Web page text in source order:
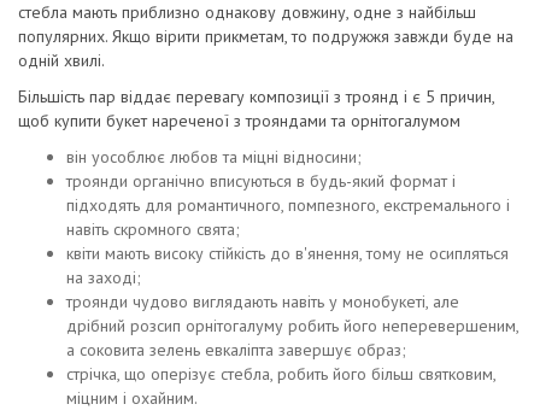
стебла мають приблизно однакову довжину, одне з найбільш
популярних. Якщо вірити прикметам, то подружжя завжди буде на
одній хвилі.
Більшість пар віддає перевагу композиції з троянд і є 5 причин,
щоб купити букет нареченої з трояндами та орнітогалумом
він уособлює любов та міцні відносини;
троянди органічно вписуються в будь-який формат і
підходять для романтичного, помпезного, екстремального і
навіть скромного свята;
квіти мають високу стійкість до в'янення, тому не осипляться
на заході;
троянди чудово виглядають навіть у монобукеті, але
дрібний розсип орнітогалуму робить його неперевершеним,
а соковита зелень евкаліпта завершує образ;
стрічка, що оперізує стебла, робить його більш святковим,
міцним і охайним.